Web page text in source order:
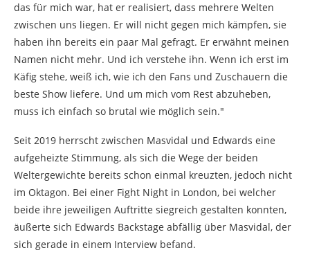
das für mich war, hat er realisiert, dass mehrere Welten
zwischen uns liegen. Er will nicht gegen mich kämpfen, sie
haben ihn bereits ein paar Mal gefragt. Er erwähnt meinen
Namen nicht mehr. Und ich verstehe ihn. Wenn ich erst im
Käfig stehe, weiß ich, wie ich den Fans und Zuschauern die
beste Show liefere. Und um mich vom Rest abzuheben,
muss ich einfach so brutal wie möglich sein."
Seit 2019 herrscht zwischen Masvidal und Edwards eine
aufgeheizte Stimmung, als sich die Wege der beiden
Weltergewichte bereits schon einmal kreuzten, jedoch nicht
im Oktagon. Bei einer Fight Night in London, bei welcher
beide ihre jeweiligen Auftritte siegreich gestalten konnten,
äußerte sich Edwards Backstage abfällig über Masvidal, der
sich gerade in einem Interview befand.